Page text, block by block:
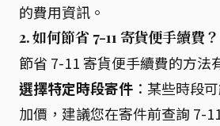
的費用資訊。
2. 如何節省 7-11 寄貨便手續費？
節省 7-11 寄貨便手續費的方法
選擇特定時段寄件 ：某些時段
加價，建議您在寄件前查詢 7-